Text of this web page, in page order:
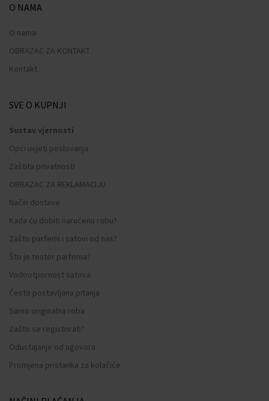
O NAMA
O nama
OBRAZAC ZA KONTAKT
Kontakt
SVE O KUPNJI
Sustav vjernosti
Opći uvjeti poslovanja
Zaštita privatnosti
OBRAZAC ZA REKLAMACIJU
Način dostave
Kada ću dobiti naručenu robu?
Zašto parfemi i satovi od nas?
Što je tester parfema?
Vodootpornost satova
Često postavljana pitanja
Samo originalna roba
Zašto se registrirati?
Odustajanje od ugovora
Promjena pristanka za kolačiće